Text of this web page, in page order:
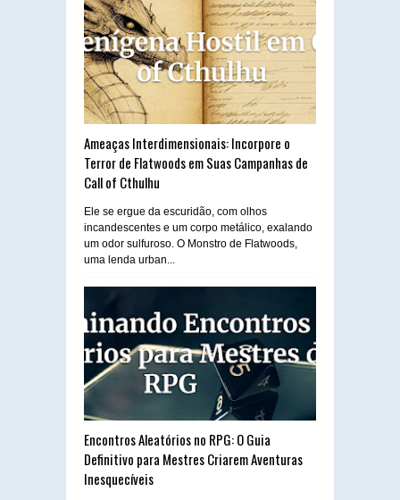
Ameaças Interdimensionais: Incorpore o
Terror de Flatwoods em Suas Campanhas de
Call of Cthulhu
Ele se ergue da escuridão, com olhos
incandescentes e um corpo metálico, exalando
um odor sulfuroso. O Monstro de Flatwoods,
uma lenda urban...
Encontros Aleatórios no RPG: O Guia
Definitivo para Mestres Criarem Aventuras
Inesquecíveis